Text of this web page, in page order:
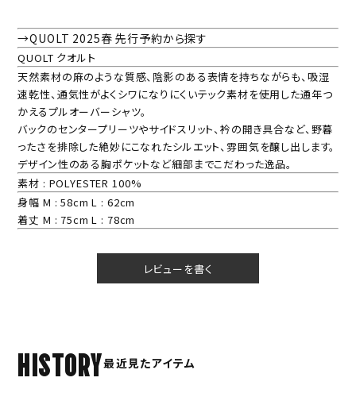
→QUOLT 2025春 先行予約から探す
QUOLT クオルト
天然素材の麻のような質感、陰影のある表情を持ちながらも、吸湿
速乾性、通気性がよくシワになりにくいテック素材を使用した通年つ
かえるプルオーバーシャツ。
バックのセンタープリーツやサイドスリット、衿の開き具合など、野暮
ったさを排除した絶妙にこなれたシルエット、雰囲気を醸し出します。
デザイン性のある胸ポケットなど細部までこだわった逸品。
素材 : POLYESTER 100%
身幅 M : 58cm L : 62cm
着丈 M : 75cm L : 78cm
レビューを書く
HISTORY最近見たアイテム